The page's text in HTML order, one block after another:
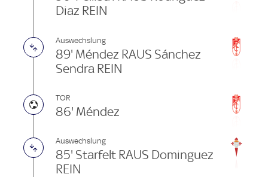
Diaz REIN
Auswechslung
89' Méndez RAUS Sánchez
Sendra REIN
TOR
86' Méndez
Auswechslung
85' Starfelt RAUS Dominguez
REIN